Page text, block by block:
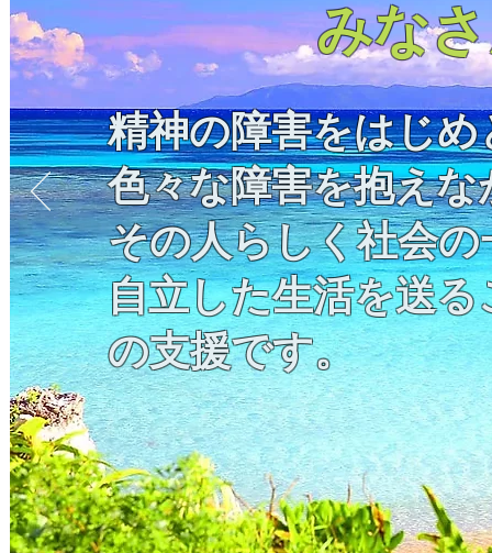
みなさんの
精神の障害をはじめ
色々な障害を抱えな
その人らしく社会
自立した生活を送る
の支援です。